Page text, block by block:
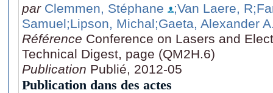
par Clemmen, Stéphane ;Van Laere, R
Samuel;Lipson, Michal;Gaeta, Alexander
Référence Conference on Lasers and
Technical Digest, page (QM2H.6)
Publication Publié, 2012-05
Publication dans des actes